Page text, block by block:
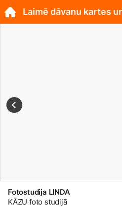
Fotostudija LINDA
KĀZU foto studijā
Laimē dāvanu kartes